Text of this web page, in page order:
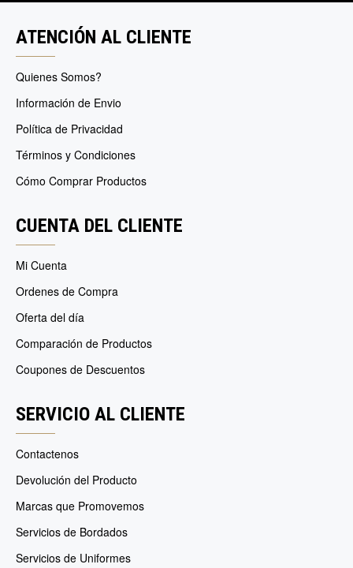
ATENCIÓN AL CLIENTE
Quienes Somos?
Información de Envio
Política de Privacidad
Términos y Condiciones
Cómo Comprar Productos
CUENTA DEL CLIENTE
Mi Cuenta
Ordenes de Compra
Oferta del día
Comparación de Productos
Coupones de Descuentos
SERVICIO AL CLIENTE
Contactenos
Devolución del Producto
Marcas que Promovemos
Servicios de Bordados
Servicios de Uniformes